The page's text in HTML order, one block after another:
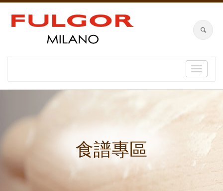
Toggle
食譜專區